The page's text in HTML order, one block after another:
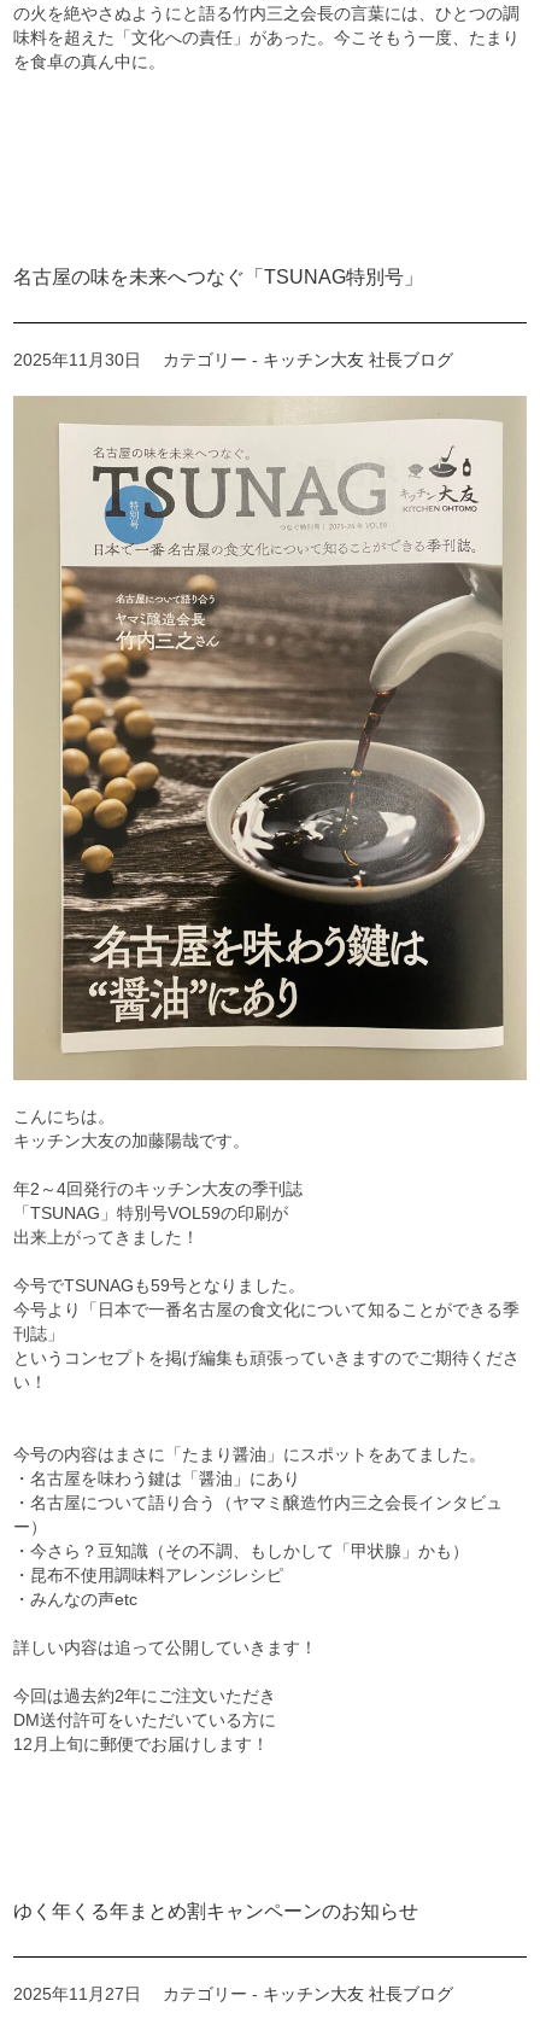
の火を絶やさぬようにと語る竹内三之会長の言葉には、ひとつの調
味料を超えた「文化への責任」があった。今こそもう一度、たまり
を食卓の真ん中に。
名古屋の味を未来へつなぐ「TSUNAG特別号」
2025年11月30日 カテゴリー - キッチン大友 社長ブログ
こんにちは。
キッチン大友の加藤陽哉です。
年2～4回発行のキッチン大友の季刊誌
「TSUNAG」特別号VOL59の印刷が
出来上がってきました！
今号でTSUNAGも59号となりました。
今号より「日本で一番名古屋の食文化について知ることができる季
刊誌」
というコンセプトを掲げ編集も頑張っていきますのでご期待くださ
い！
今号の内容はまさに「たまり醤油」にスポットをあてました。
・名古屋を味わう鍵は「醤油」にあり
・名古屋について語り合う（ヤマミ醸造竹内三之会長インタビュ
ー）
・今さら？豆知識（その不調、もしかして「甲状腺」かも）
・昆布不使用調味料アレンジレシピ
・みんなの声etc
詳しい内容は追って公開していきます！
今回は過去約2年にご注文いただき
DM送付許可をいただいている方に
12月上旬に郵便でお届けします！
ゆく年くる年まとめ割キャンペーンのお知らせ
2025年11月27日 カテゴリー - キッチン大友 社長ブログ